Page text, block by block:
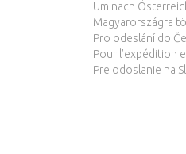
Um nach
Magyarországra
Pro odeslání do
Pour l’expédition
Pre odoslanie na